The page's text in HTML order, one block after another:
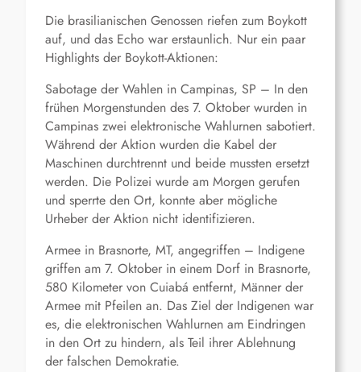
Die brasilianischen Genossen riefen zum Boykott
auf, und das Echo war erstaunlich. Nur ein paar
Highlights der Boykott-Aktionen:
Sabotage der Wahlen in Campinas, SP – In den
frühen Morgenstunden des 7. Oktober wurden in
Campinas zwei elektronische Wahlurnen sabotiert.
Während der Aktion wurden die Kabel der
Maschinen durchtrennt und beide mussten ersetzt
werden. Die Polizei wurde am Morgen gerufen
und sperrte den Ort, konnte aber mögliche
Urheber der Aktion nicht identifizieren.
Armee in Brasnorte, MT, angegriffen – Indigene
griffen am 7. Oktober in einem Dorf in Brasnorte,
580 Kilometer von Cuiabá entfernt, Männer der
Armee mit Pfeilen an. Das Ziel der Indigenen war
es, die elektronischen Wahlurnen am Eindringen
in den Ort zu hindern, als Teil ihrer Ablehnung
der falschen Demokratie.